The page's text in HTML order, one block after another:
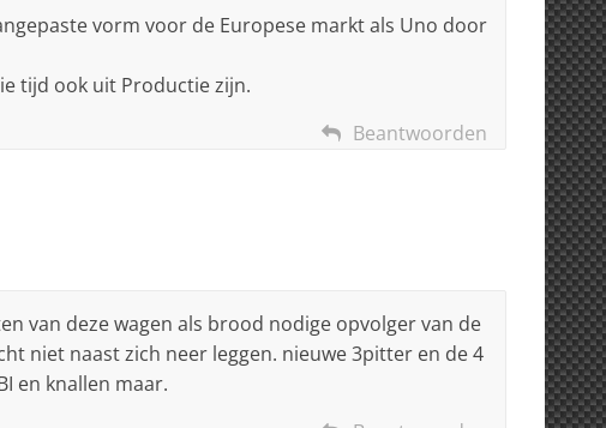
vorm voor de Europese markt als Uno door
tijd ook uit Productie zijn.
Beantwoorden
van deze wagen als brood nodige opvolger van de
niet naast zich neer leggen. nieuwe 3pitter en de 4
en knallen maar.